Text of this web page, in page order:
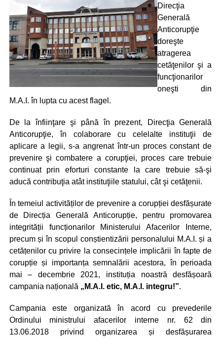
Direcţia
Generală
Anticorupţie
doreşte
atragerea
cetăţenilor şi a
funcţionarilor
oneşti din
M.A.I. în lupta cu acest flagel.
De la înfiinţare şi până în prezent, Direcţia Generală
Anticorupţie, în colaborare cu celelalte instituţii de
aplicare a legii, s-a angrenat într-un proces constant de
prevenire şi combatere a corupţiei, proces care trebuie
continuat prin eforturi constante la care trebuie să-şi
aducă contribuţia atât instituţiile statului, cât şi cetăţenii.
În temeiul activităților de prevenire a corupției desfășurate
de Direcția Generală Anticorupție, pentru promovarea
integrității funcționarilor Ministerului Afacerilor Interne,
precum și în scopul conștientizării personalului M.A.I. și a
cetățenilor cu privire la consecințele implicării în fapte de
corupție și importanța semnalării acestora, în perioada
mai – decembrie 2021, instituția noastră desfășoară
campania națională „M.A.I. etic, M.A.I. integru!”.
Campania este organizată în acord cu prevederile
Ordinului ministrului afacerilor interne nr. 62 din
13.06.2018 privind organizarea și desfășurarea